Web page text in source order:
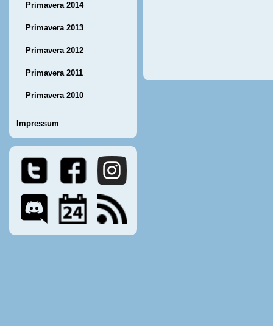
Primavera 2014
Primavera 2013
Primavera 2012
Primavera 2011
Primavera 2010
Impressum